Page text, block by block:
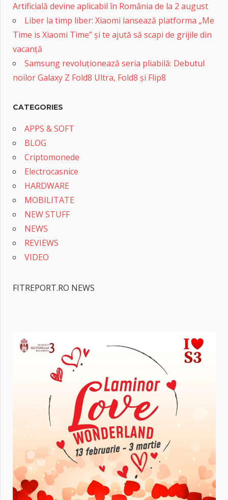
Artificială devine aplicabil în România de la 2 august
Liber la timp liber: Xiaomi lansează platforma „Me
Time is Xiaomi Time” și te ajută să scapi de grijile din
vacanță
Samsung revoluționează seria pliabilă: Debutul
noilor Galaxy Z Fold8 Ultra, Fold8 și Flip8
CATEGORIES
APPS & SOFT
BLOG
Criptomonede
Electrocasnice
HARDWARE
MOBILITATE
NEW STUFF
NEWS
REVIEWS
VIDEO
FITREPORT.RO NEWS